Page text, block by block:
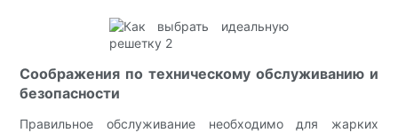
Соображения по техническому обслуживанию и
безопасности
Правильное обслуживание необходимо для жарких